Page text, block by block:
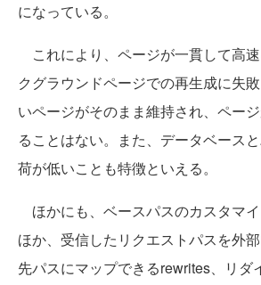
になっている。
これにより、ページが一貫して高
クグラウンドページでの再生成に失
いページがそのまま維持され、ペー
ることはない。また、データベース
荷が低いことも特徴といえる。
ほかにも、ベースパスのカスタマ
ほか、受信したリクエストパスを外
先パスにマップできるrewrites、リダ